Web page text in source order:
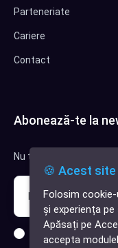
Parteneriate
Cariere
Contact
Abonează-te la
Nu trimitem spam, deci
Sunt interesat
🍪 Acest
Folosim
și experiența
Apăsați pe
accepta